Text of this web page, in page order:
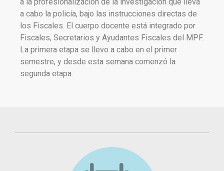
a cabo la policía, bajo las instrucciones directas de
los Fiscales. El cuerpo docente está integrado por
Fiscales, Secretarios y Ayudantes Fiscales del MPF.
La primera etapa se llevo a cabo en el primer
semestre, y desde esta semana comenzó la
segunda etapa.